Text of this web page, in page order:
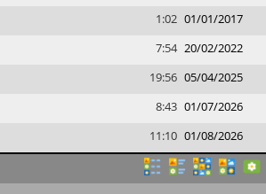
1:02 01/01/2017
7:54 20/02/2022
19:56 05/04/2025
8:43 01/07/2026
11:10 01/08/2026